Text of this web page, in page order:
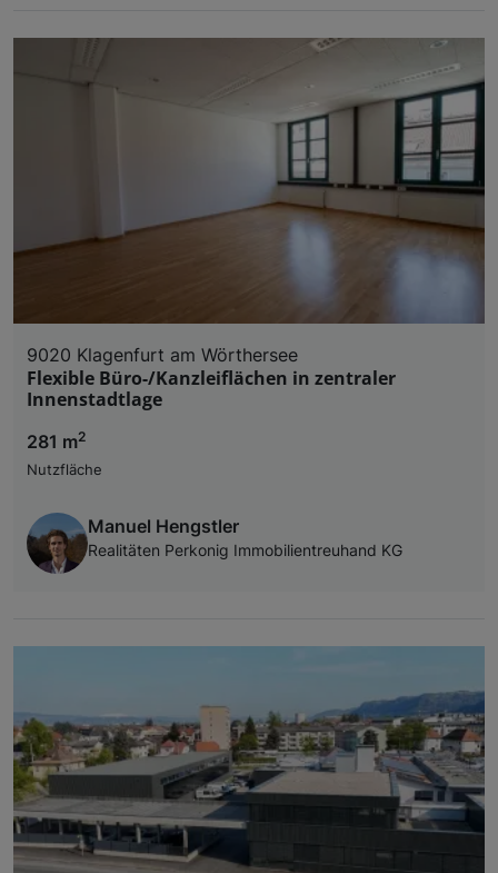
9020 Klagenfurt am Wörthersee
Flexible Büro-/Kanzleiflächen in zentraler
Innenstadtlage
281 m2
Nutzfläche
Manuel Hengstler
Realitäten Perkonig Immobilientreuhand KG